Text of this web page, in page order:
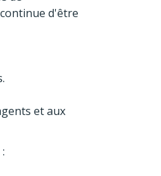
d'être
et aux